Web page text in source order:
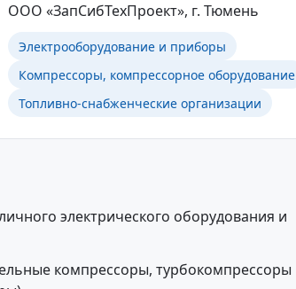
ООО «ЗапСибТехПроект», г. Тюмень
Электрооборудование и приборы
Компрессоры, компрессорное оборудование
Топливно-снабженческие организации
электрического оборудования и
компрессоры, турбокомпрессоры